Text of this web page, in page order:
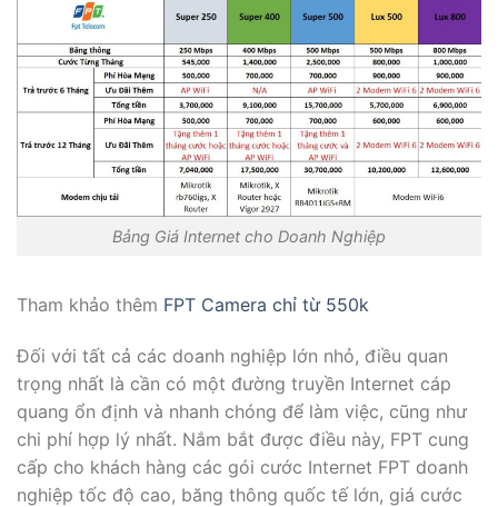
Bảng Giá Internet cho Doanh Nghiệp
Tham khảo thêm FPT Camera chỉ từ 550k
Đối với tất cả các doanh nghiệp lớn nhỏ, điều quan
trọng nhất là cần có một đường truyền Internet cáp
quang ổn định và nhanh chóng để làm việc, cũng như
chi phí hợp lý nhất. Nắm bắt được điều này, FPT cung
cấp cho khách hàng các gói cước Internet FPT doanh
nghiệp tốc độ cao, băng thông quốc tế lớn, giá cước